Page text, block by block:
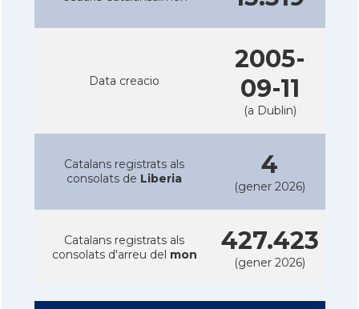
Data creacio
2005-
09-11
(a Dublin)
Catalans registrats als
consolats de Liberia 4
(gener 2026)
Catalans registrats als
consolats d'arreu del mon 427.423
(gener 2026)